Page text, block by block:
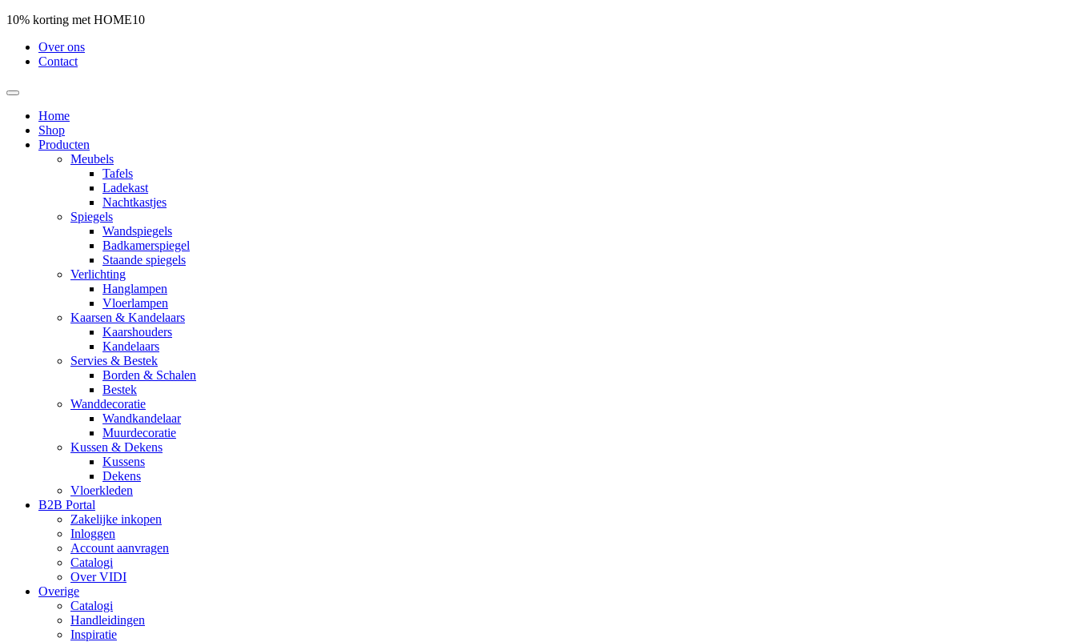
10% korting met HOME10
Over ons
Contact
Home
Shop
Producten
Meubels
Tafels
Ladekast
Nachtkastjes
Spiegels
Wandspiegels
Badkamerspiegel
Staande spiegels
Verlichting
Hanglampen
Vloerlampen
Kaarsen & Kandelaars
Kaarshouders
Kandelaars
Servies & Bestek
Borden & Schalen
Bestek
Wanddecoratie
Wandkandelaar
Muurdecoratie
Kussen & Dekens
Kussens
Dekens
Vloerkleden
B2B Portal
Zakelijke inkopen
Inloggen
Account aanvragen
Catalogi
Over VIDI
Overige
Catalogi
Handleidingen
Inspiratie